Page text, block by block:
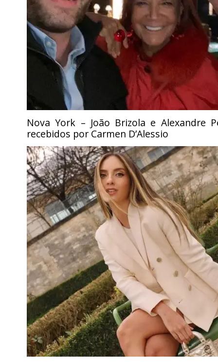
Nova York – João Brizola e Alexandre
recebidos por Carmen D’Alessio